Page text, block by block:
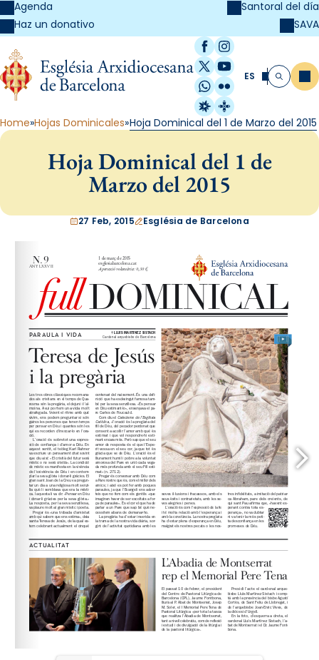
Agenda
Haz un donativo
Santoral del día
SAVA
Facebook
Instagram
X / Twitter
YouTube
WhatsApp
Flickr
Radio Estel
Catalunya
ES Buscar
Home Hojas Dominicales Hoja Dominical del 1 de Marzo del 2015
Hoja Dominical del 1 de
Marzo del 2015
27 Feb, 2015 Església de Barcelona